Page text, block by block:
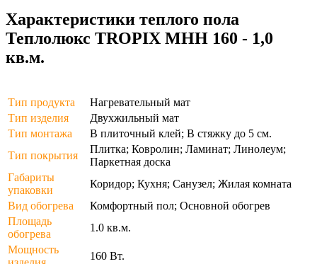
Характеристики теплого пола
Теплолюкс TROPIX МНН 160 - 1,0
кв.м.
Тип продукта
Нагревательный мат
Тип изделия
Двухжильный мат
Тип монтажа
В плиточный клей; В стяжку до 5 см.
Тип покрытия
Плитка; Ковролин; Ламинат; Линолеум;
Паркетная доска
Габариты
упаковки
Коридор; Кухня; Санузел; Жилая комната
Вид обогрева
Комфортный пол; Основной обогрев
Площадь
обогрева
1.0 кв.м.
Мощность
160 Вт.